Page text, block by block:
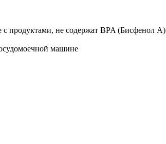
продуктами, не содержат BPA (Бисфенол А)
машине